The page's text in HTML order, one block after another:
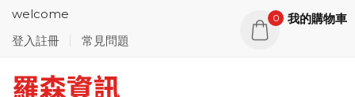
welcome
登入註冊
常見問題
0 我的購物車